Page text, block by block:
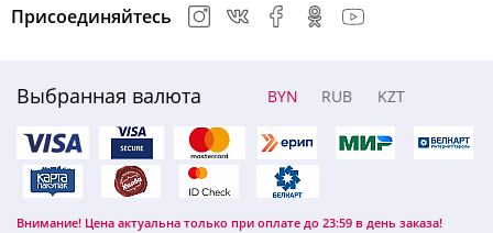
Выбранная валюта BYN RUB KZT
Внимание! Цена актуальна только при оплате до 23:59 в день заказа!
Присоединяйтесь